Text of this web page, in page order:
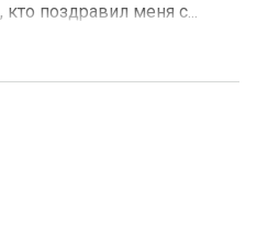
поздравил меня с...